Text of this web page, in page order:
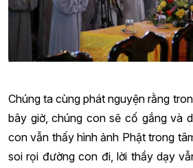
Chúng ta cùng phát nguyện rằng
bây giờ, chúng con sẽ cố gắng và
con vẫn thấy hình ảnh Phật trong
soi rọi đường con đi, lời thầy dạy